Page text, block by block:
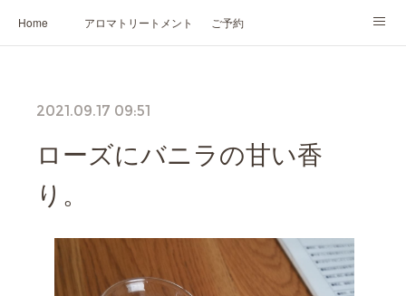
Home アロマトリートメント ご予約
プロフィール
2021.09.17 09:51
ローズにバニラの甘い香
り。